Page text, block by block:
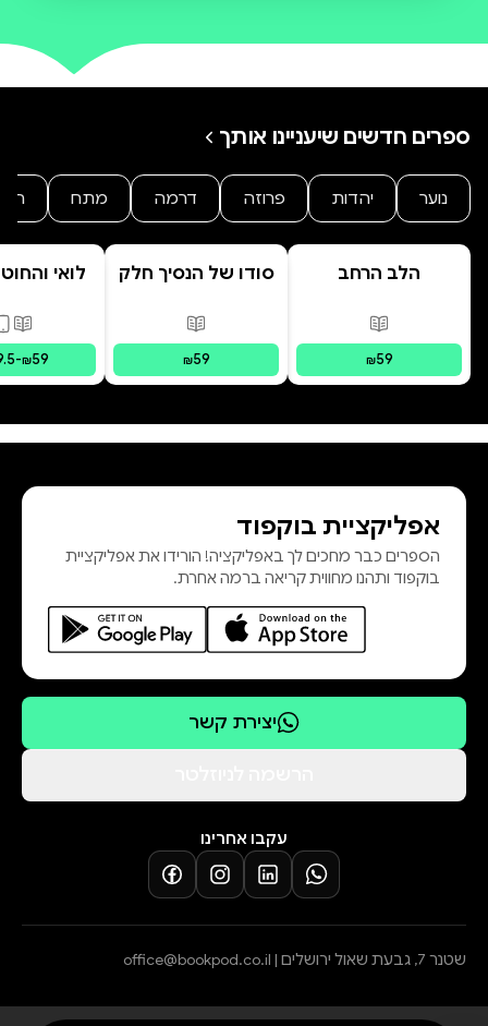
ספרים חדשים שיעניינו אותך
נוער יהדות פרוזה דרמה מתח
הלב הרחב
פורמטים זמינים מודפס
₪59
סודו של הנסיך חלק
הנסתר
פורמטים זמינים
מודפס
₪59
לואי
-₪59
אפליקציית בוקפוד
הספרים כבר מחכים לך באפליקציה! הורידו את אפליקציית
בוקפוד ותהנו מחווית קריאה ברמה אחרת.
יצירת קשר
עקבו אחרינו
שטנר 7, גבעת שאול ירושלים | office@bookpod.co.il